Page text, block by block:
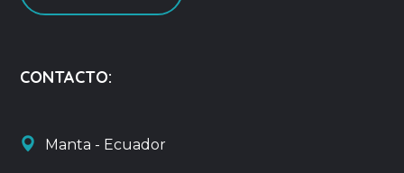
CONTACTO:
Manta - Ecuador